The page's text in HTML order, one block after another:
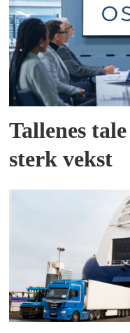
Tallenes
sterk vekst